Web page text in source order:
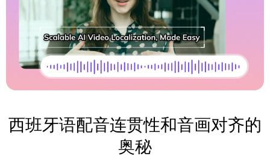
西班牙语配音连贯性和音画对齐的
奥秘